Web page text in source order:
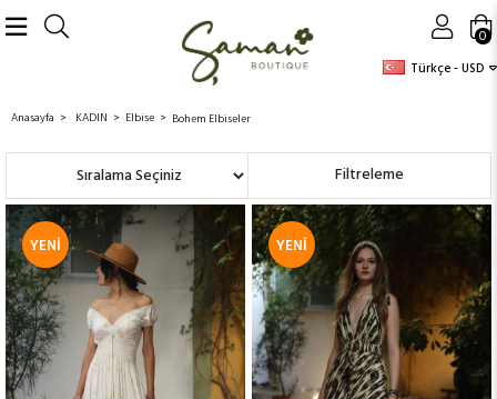
Türkçe - USD
0
Anasayfa KADIN Elbise Bohem Elbiseler
Filtreleme
Sıralama
YENI
ÜRÜN
YENI
ÜRÜN